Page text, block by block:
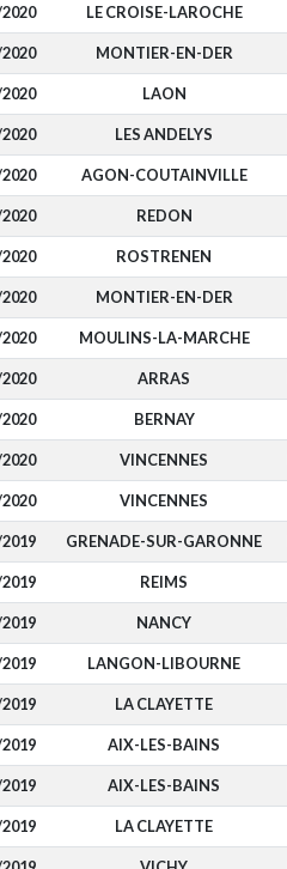
LE CROISE-LAROCHE
MONTIER-EN-DER
LAON
LES ANDELYS
AGON-COUTAINVILLE
REDON
ROSTRENEN
MONTIER-EN-DER
MOULINS-LA-MARCHE
ARRAS
BERNAY
VINCENNES
VINCENNES
GRENADE-SUR-GARONNE
REIMS
NANCY
LANGON-LIBOURNE
LA CLAYETTE
AIX-LES-BAINS
AIX-LES-BAINS
LA CLAYETTE